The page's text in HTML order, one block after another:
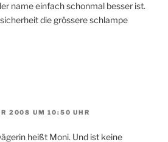
name einfach schonmal besser ist.
die grössere schlampe
2008 UM 10:50 UHR
heißt Moni. Und ist keine